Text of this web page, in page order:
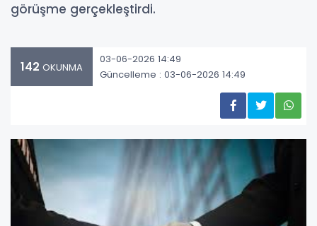
görüşme gerçekleştirdi.
142 OKUNMA
03-06-2026 14:49
Güncelleme : 03-06-2026 14:49